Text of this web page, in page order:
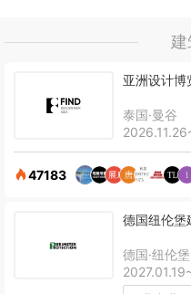
建
亚洲设计博
泰国·曼谷
47183
德国纽伦堡
德国·纽伦堡